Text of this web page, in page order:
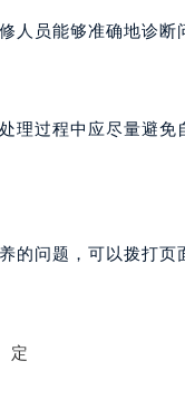
预约）
人员能够准确地诊断
理过程中应尽量避免
的问题，可以拨打页